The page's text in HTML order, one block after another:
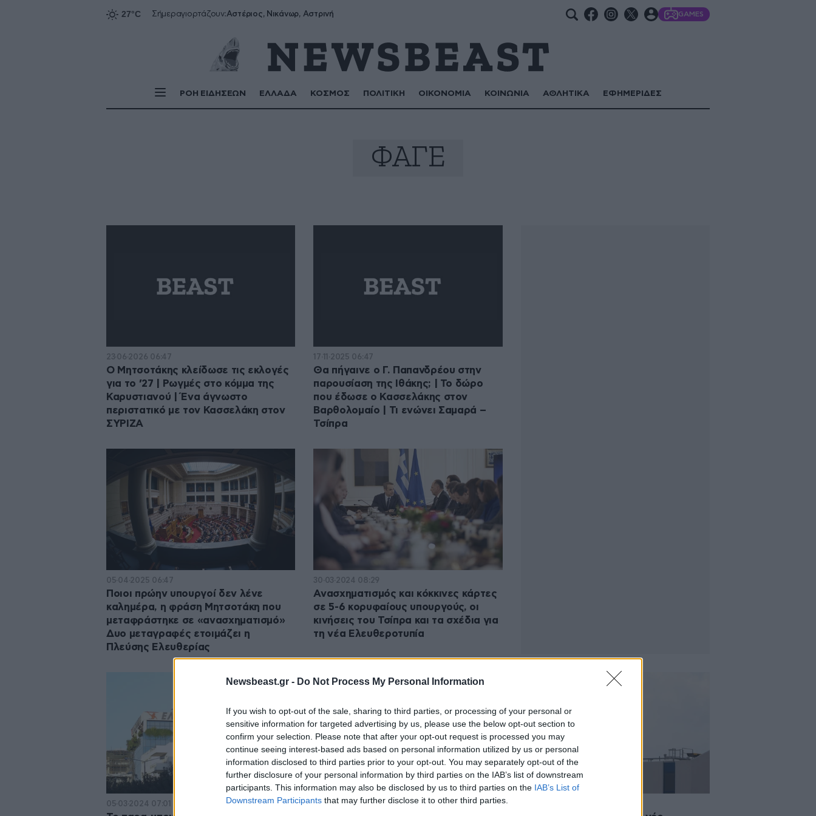
Newsbeast.gr - Do Not Process My Personal Information
If you wish to opt-out of the sale, sharing to third parties, or processing of your personal or
sensitive information for targeted advertising by us, please use the below opt-out section to
confirm your selection. Please note that after your opt-out request is processed you may
continue seeing interest-based ads based on personal information utilized by us or personal
information disclosed to third parties prior to your opt-out. You may separately opt-out of the
further disclosure of your personal information by third parties on the IAB’s list of downstream
participants. This information may also be disclosed by us to third parties on the IAB’s List of
Downstream Participants that may further disclose it to other third parties.
Σήμεραγιορτάζουν:Αστέριος, Νικάνωρ, Αστρινή GAMES
ΡΟΗ ΕΙΔΗΣΕΩΝ ΕΛΛΑΔΑ ΚΟΣΜΟΣ ΠΟΛΙΤΙΚΗ ΟΙΚΟΝΟΜΙΑ ΚΟΙΝΩΝΙΑ ΑΘΛΗΤΙΚΑ ΕΦΗΜΕΡΙΔΕΣ
ΦΑΓΕ
23·06·2026 06:47
Ο Μητσοτάκης κλείδωσε τις εκλογές
για το ’27 | Ρωγμές στο κόμμα της
Καρυστιανού | Ένα άγνωστο
περιστατικό με τον Κασσελάκη στον
ΣΥΡΙΖΑ
17·11·2025 06:47
Θα πήγαινε ο Γ. Παπανδρέου στην
παρουσίαση της Ιθάκης; | Το δώρο
που έδωσε ο Κασσελάκης στον
Βαρθολομαίο | Τι ενώνει Σαμαρά –
Τσίπρα
05·04·2025 06:47
Ποιοι πρώην υπουργοί δεν λένε
καλημέρα, η φράση Μητσοτάκη που
μεταφράστηκε σε «ανασχηματισμό»
Δυο μεταγραφές ετοιμάζει η
Πλεύσης Ελευθερίας
30·03·2024 08:29
Ανασχηματισμός και κόκκινες κάρτες
σε 5-6 κορυφαίους υπουργούς, οι
κινήσεις του Τσίπρα και τα σχέδια για
τη νέα Ελευθεροτυπία
05·03·2024 07:01 09·08·2023 07:01